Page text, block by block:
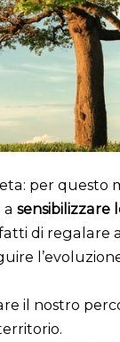
per questo
a sensibilizzare
di regalare
il nostro